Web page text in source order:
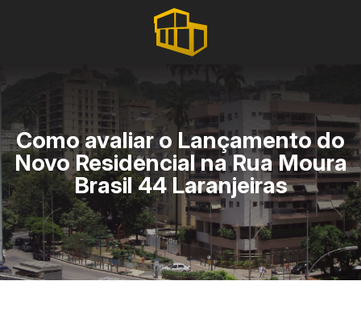
Como avaliar o Lançamento do
Novo Residencial na Rua Moura
Brasil 44 Laranjeiras